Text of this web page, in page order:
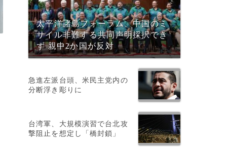
太平洋諸島フォーラム、中国のミ
サイル非難する共同声明採択でき
ず 親中2か国が反対
急進左派台頭、米民主党内の
分断浮き彫りに
台湾軍、大規模演習で台北攻
撃阻止を想定し「橋封鎖」